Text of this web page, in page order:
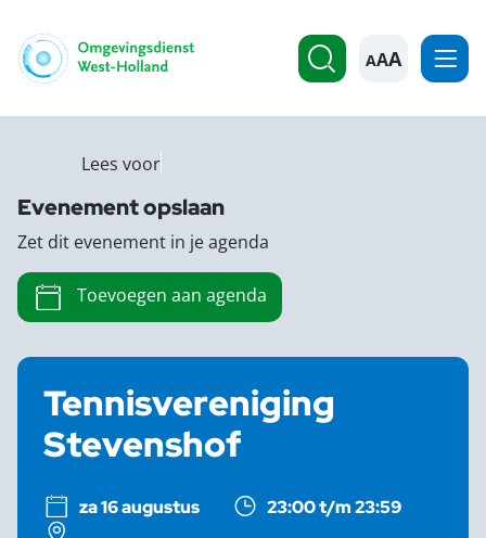
A
Tennisvereniging
Stevenshof
za 16 augustus 23:00 t/m 23:59
Lees voor
Evenement opslaan
Zet dit evenement in je agenda
Toevoegen aan agenda